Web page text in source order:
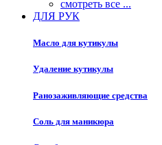
смотреть все ...
ДЛЯ РУК
Масло для кутикулы
Удаление кутикулы
Ранозаживляющие средства
Соль для маникюра